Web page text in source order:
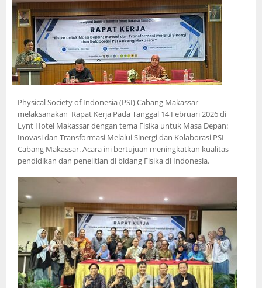
Physical Society of Indonesia (PSI) Cabang Makassar
melaksanakan Rapat Kerja Pada Tanggal 14 Februari 2026 di
Lynt Hotel Makassar dengan tema Fisika untuk Masa Depan:
Inovasi dan Transformasi Melalui Sinergi dan Kolaborasi PSI
Cabang Makassar. Acara ini bertujuan meningkatkan kualitas
pendidikan dan penelitian di bidang Fisika di Indonesia.